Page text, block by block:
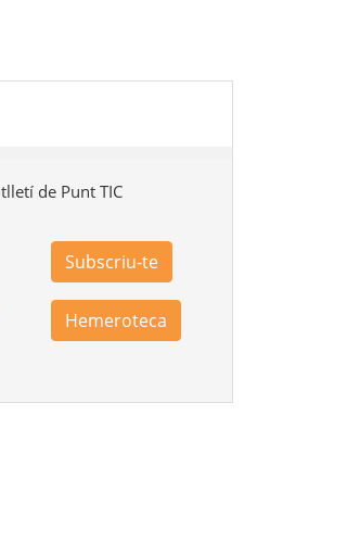
de Punt TIC
Subscriu-te
Hemeroteca